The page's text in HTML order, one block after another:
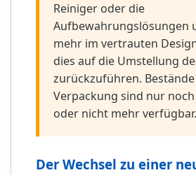
Reiniger oder die
Aufbewahrungslösungen
mehr im vertrauten
dies auf die Umstellung
zurückzuführen.
Verpackung sind nur
oder nicht mehr verfügbar.
Der Wechsel zu einer